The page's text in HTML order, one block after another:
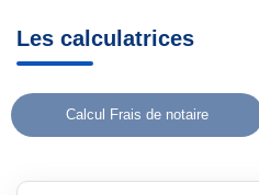
Les calculatrices
Calcul Frais de notaire